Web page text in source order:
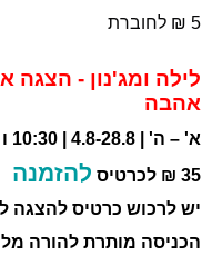
5 ₪ לחוברת
לילה ומג'נון - הצגה
אהבה
א' – ה' | 4.8-28.8 | 10:30 ו 12:00
35 ₪ לכרטיס
להזמנה
יש לרכוש כרטיס להצגה
הכניסה מותרת להורה